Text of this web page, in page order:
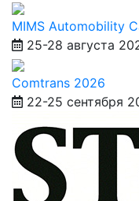
MIMS Automobility
25-28 августа
Comtrans 2026
22-25 сентября